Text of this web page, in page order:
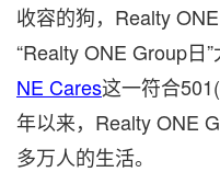
收容的狗，Realty
“Realty ONE Group日
NE Cares这一符合
年以来，Realty ONE
多万人的生活。